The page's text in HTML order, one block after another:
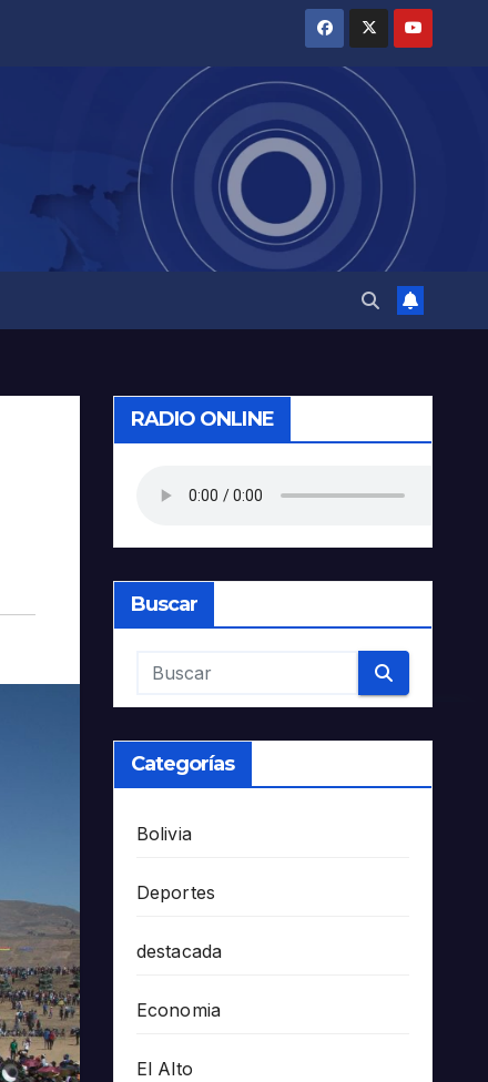
RADIO ONLINE
Buscar
Categorías
Bolivia
Deportes
destacada
Economia
El Alto